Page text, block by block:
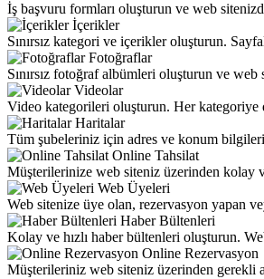
İş başvuru formları oluşturun ve web
İçerikler
Sınırsız kategori ve içerikler oluşturun.
Fotoğraflar
Sınırsız fotoğraf albümleri oluşturun ve web
Videolar
Video kategorileri oluşturun. Her kategoriye
Haritalar
Tüm şubeleriniz için adres ve konum
Online Tahsilat
Müşterilerinize web siteniz üzerinden kolay
Web Üyeleri
Web sitenize üye olan, rezervasyon yapan
Haber Bültenleri
Kolay ve hızlı haber bültenleri oluşturun.
Online Rezervasyon
Müşterileriniz web siteniz üzerinden gerekli